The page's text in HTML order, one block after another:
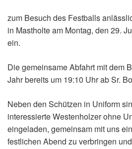
zum Besuch des Festballs
in Mastholte am Montag, den 29.
ein.
Die gemeinsame Abfahrt mit dem
Jahr bereits um 19:10 Uhr ab Sr.
Neben den Schützen in Uniform
interessierte Westenholzer ohne
eingeladen, gemeinsam mit uns
festlichen Abend zu verbringen